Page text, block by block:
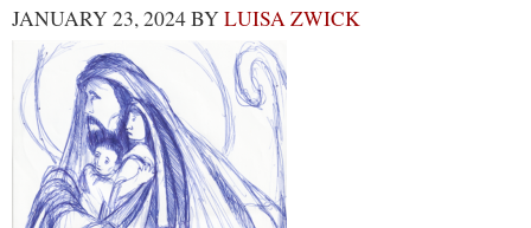
JANUARY 23, 2024BYLUISA ZWICK